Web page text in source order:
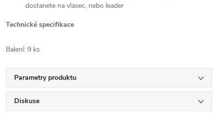
dostanete na vlasec, nebo leader
Technické specifikace
Balení: 9 ks
Parametry produktu
Diskuse